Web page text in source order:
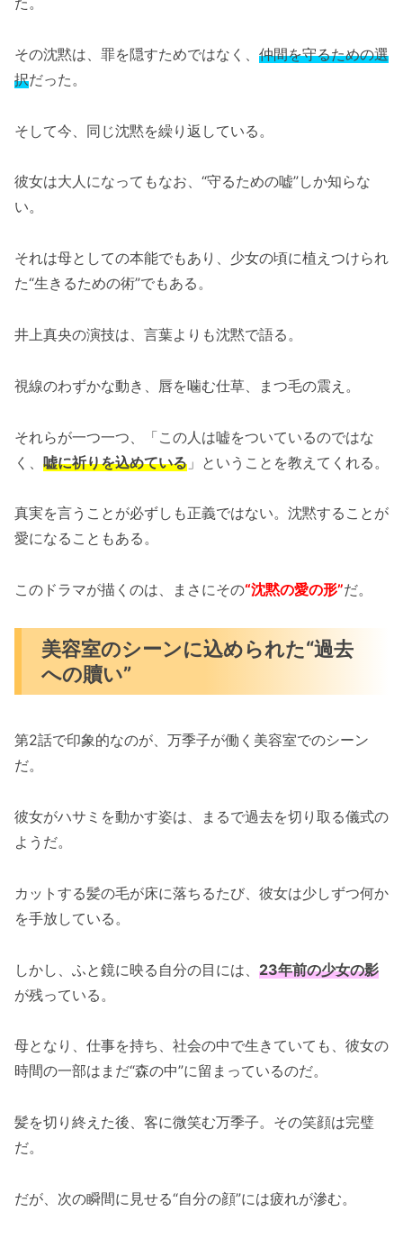
その沈黙は、罪を隠すためではなく、 仲間を守るための選
択だった。
そして今、同じ沈黙を繰り返している。
彼女は大人になってもなお、“守るための嘘”しか知らな
い。
それは母としての本能でもあり、少女の頃に植えつけられ
た“生きるための術”でもある。
井上真央の演技は、言葉よりも沈黙で語る。
視線のわずかな動き、唇を噛む仕草、まつ毛の震え。
それらが一つ一つ、「この人は嘘をついているのではな
く、 嘘に祈りを込めている 」ということを教えてくれる。
真実を言うことが必ずしも正義ではない。沈黙することが
愛になることもある。
このドラマが描くのは、まさにその“沈黙の愛の形”だ。
美容室のシーンに込められた“過去
への贖い”
第2話で印象的なのが、万季子が働く美容室でのシーン
だ。
彼女がハサミを動かす姿は、まるで過去を切り取る儀式の
ようだ。
カットする髪の毛が床に落ちるたび、彼女は少しずつ何か
を手放している。
しかし、ふと鏡に映る自分の目には、 23年前の少女の影
が残っている。
母となり、仕事を持ち、社会の中で生きていても、彼女の
時間の一部はまだ“森の中”に留まっているのだ。
髪を切り終えた後、客に微笑む万季子。その笑顔は完璧
だ。
だが、次の瞬間に見せる“自分の顔”には疲れが滲む。